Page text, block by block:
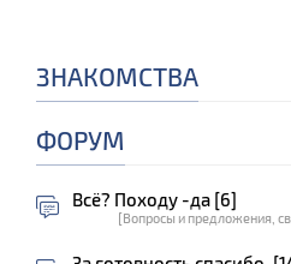
ЗНАКОМСТВА
ФОРУМ
Всё? Походу -да [6]
[Вопросы и предложения,